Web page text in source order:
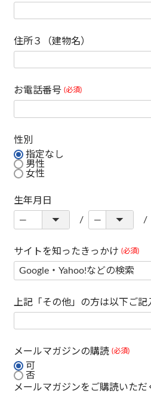
住所３（建物名）
お電話番号 (必須)
性別
指定なし
男性
女性
生年月日
サイトを知ったきっかけ (必須)
上記「その他」の方は以下ご記
メールマガジンの購読 (必須)
可
否
メールマガジンをご購読いた